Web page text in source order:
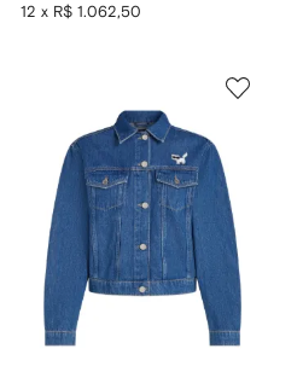
12 x R$ 1.062,50